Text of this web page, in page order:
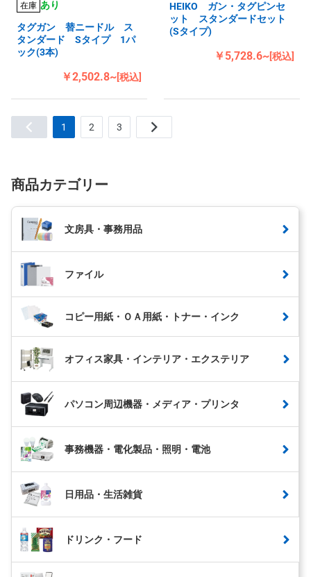
在庫 あり
タグガン 替ニードル ス
タンダード Sタイプ 1パ
ック(3本)
￥2,502.8~[税込]
HEIKO ガン・タグピンセ
ット スタンダードセット
(Sタイプ)
￥5,728.6~[税込]
1 2 3
商品カテゴリー
文房具・事務用品
ファイル
コピー用紙・ＯＡ用紙・トナー・インク
オフィス家具・インテリア・エクステリア
パソコン周辺機器・メディア・プリンタ
事務機器・電化製品・照明・電池
日用品・生活雑貨
ドリンク・フード